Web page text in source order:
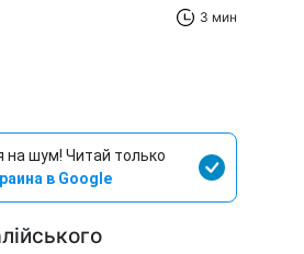
3 мин
на шум! Читай только
в Google